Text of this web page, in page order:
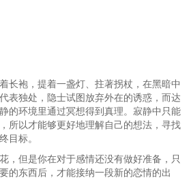
长袍，提着一盏灯、拄著拐杖，在黑暗中
表独处，隐士试图放弃外在的诱惑，而达
的环境里通过冥想得到真理。寂静中只能
所以才能够更好地理解自己的想法，寻找
目标。
，但是你在对于感情还没有做好准备，只
的东西后，才能接纳一段新的恋情的出